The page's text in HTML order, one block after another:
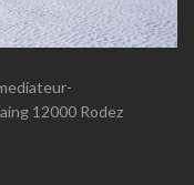
12000 Rodez